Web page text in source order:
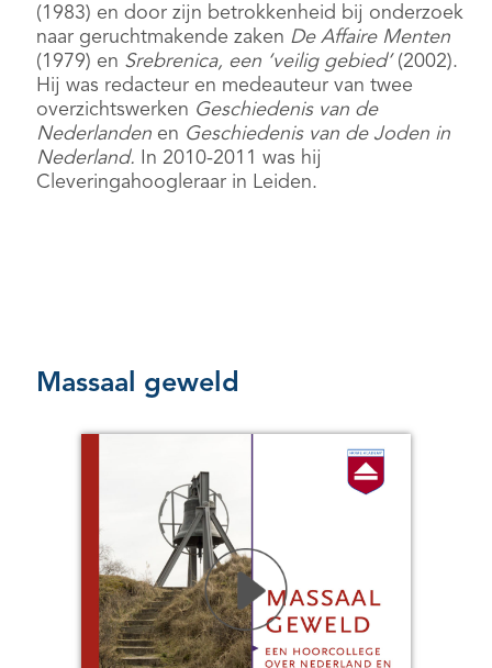
(1983) en door zijn betrokkenheid bij onderzoek
naar geruchtmakende zaken De Affaire Menten
(1979) en Srebrenica, een ‘veilig gebied’(2002).
Hij was redacteur en medeauteur van twee
overzichtswerken Geschiedenis van de
Nederlanden en Geschiedenis van de Joden in
Nederland. In 2010-2011 was hij
Cleveringahoogleraar in Leiden.
Massaal geweld